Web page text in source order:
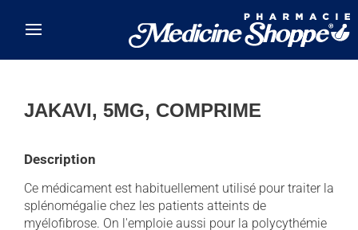
JAKAVI, 5MG, COMPRIME
Description
Ce médicament est habituellement utilisé pour traiter la
splénomégalie chez les patients atteints de
myélofibrose. On l'emploie aussi pour la polycythémie